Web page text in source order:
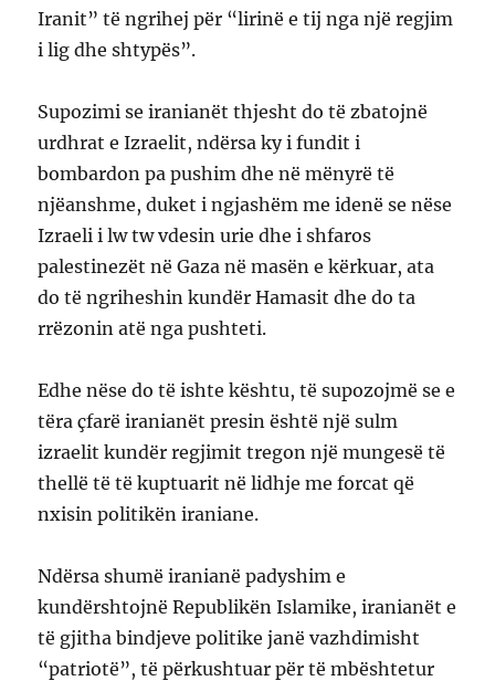
Iranit” të ngrihej për “lirinë e tij nga një regjim
i lig dhe shtypës”.
Supozimi se iranianët thjesht do të zbatojnë
urdhrat e Izraelit, ndërsa ky i fundit i
bombardon pa pushim dhe në mënyrë të
njëanshme, duket i ngjashëm me idenë se nëse
Izraeli i lw tw vdesin urie dhe i shfaros
palestinezët në Gaza në masën e kërkuar, ata
do të ngriheshin kundër Hamasit dhe do ta
rrëzonin atë nga pushteti.
Edhe nëse do të ishte kështu, të supozojmë se e
tëra çfarë iranianët presin është një sulm
izraelit kundër regjimit tregon një mungesë të
thellë të të kuptuarit në lidhje me forcat që
nxisin politikën iraniane.
Ndërsa shumë iranianë padyshim e
kundërshtojnë Republikën Islamike, iranianët e
të gjitha bindjeve politike janë vazhdimisht
“patriotë”, të përkushtuar për të mbështetur